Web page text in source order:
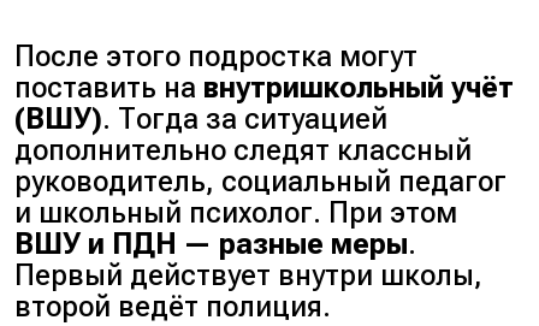
После этого подростка могут
поставить на внутришкольный учёт
(ВШУ). Тогда за ситуацией
дополнительно следят классный
руководитель, социальный педагог
и школьный психолог. При этом
ВШУ и ПДН — разные меры.
Первый действует внутри школы,
второй ведёт полиция.